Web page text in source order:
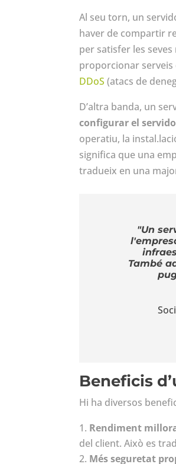
Al seu torn, un
haver de compartir
per satisfer les
proporcionar
DDoS (atacs de
D’altra banda, un
configurar el
operatiu, la
significa que una
tradueix en una
"Un
També
Beneficis
Hi ha diversos
Rendiment
del client. Això es
Més seguretat